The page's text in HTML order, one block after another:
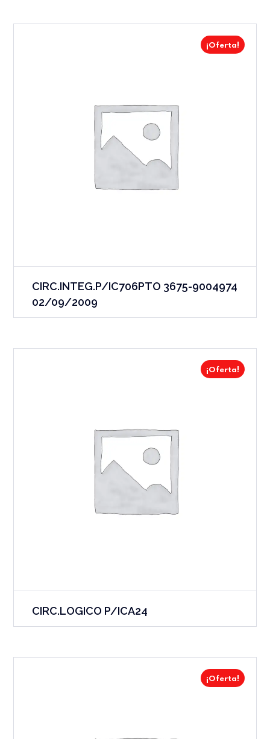
¡Oferta!
CIRC.INTEG.P/IC706PTO 3675-9004974
02/09/2009
¡Oferta!
CIRC.LOGICO P/ICA24
¡Oferta!